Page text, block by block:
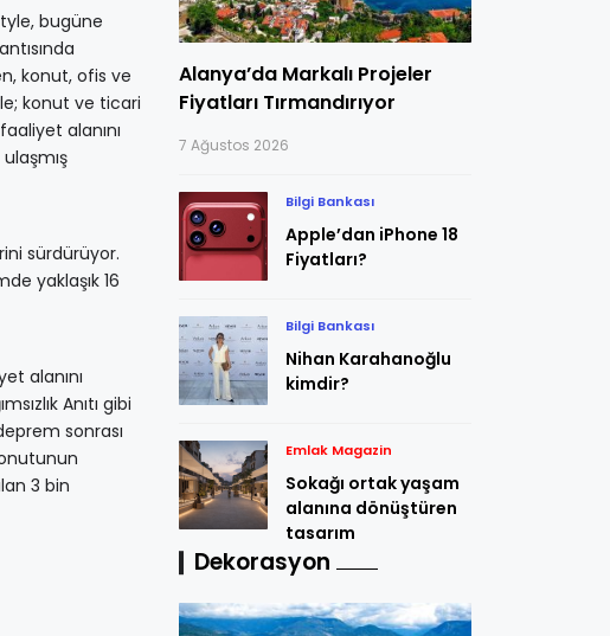
bugüne
konut, ofis ve
konut ve ticari
alanını
sürdürüyor.
yaklaşık 16
alanını
Anıtı gibi
sonrası
3 bin
Alanya’da Markalı Projeler
Fiyatları Tırmandırıyor
7 Ağustos 2026
Bilgi Bankası
Apple’dan iPhone 18
Fiyatları?
Bilgi Bankası
Nihan Karahanoğlu
kimdir?
Emlak Magazin
Sokağı ortak yaşam
alanına dönüştüren
tasarım
Dekorasyon